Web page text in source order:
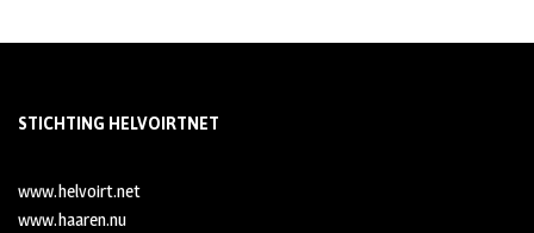
STICHTING HELVOIRTNET
www.helvoirt.net
www.haaren.nu